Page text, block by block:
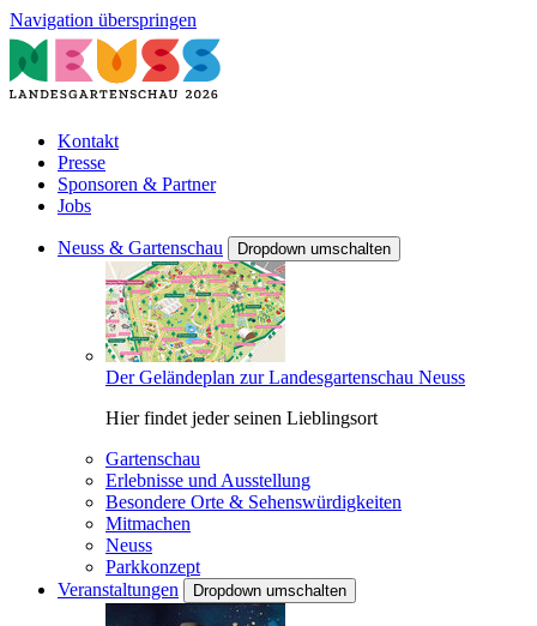
Navigation überspringen
Kontakt
Presse
Sponsoren & Partner
Jobs
Neuss & Gartenschau Dropdown umschalten
Der Geländeplan zur Landesgartenschau Neuss
Hier findet jeder seinen Lieblingsort
Gartenschau
Erlebnisse und Ausstellung
Besondere Orte & Sehenswürdigkeiten
Mitmachen
Neuss
Parkkonzept
Veranstaltungen
Dropdown umschalten